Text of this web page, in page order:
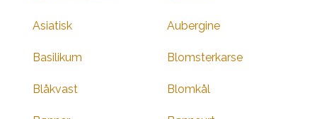
Asiatisk Aubergine
Basilikum Blomsterkarse
Blåkvast Blomkål